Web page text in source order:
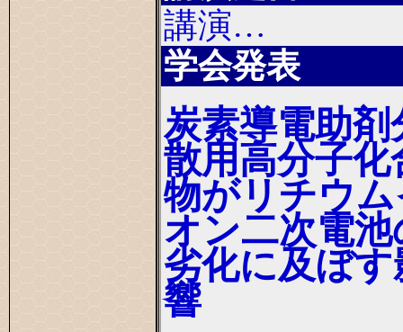
講演…
学会発表
炭素導電助剤
散用高分子化
物がリチウ
オン二次電池
劣化に及ぼす
響